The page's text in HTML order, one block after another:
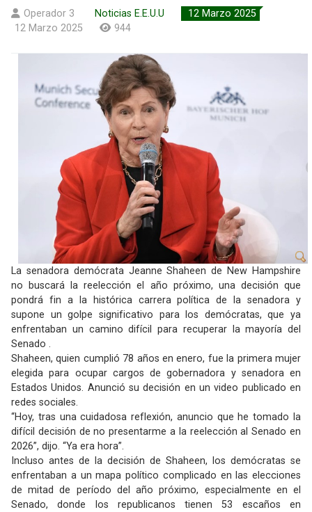
Operador 3 Noticias E.E.U.U
12 Marzo 2025
12 Marzo 2025
944
La senadora demócrata Jeanne Shaheen de New Hampshire
no buscará la reelección el año próximo, una decisión que
pondrá fin a la histórica carrera política de la senadora y
supone un golpe significativo para los demócratas, que ya
enfrentaban un camino difícil para recuperar la mayoría del
Senado .
Shaheen, quien cumplió 78 años en enero, fue la primera mujer
elegida para ocupar cargos de gobernadora y senadora en
Estados Unidos. Anunció su decisión en un video publicado en
redes sociales.
“Hoy, tras una cuidadosa reflexión, anuncio que he tomado la
difícil decisión de no presentarme a la reelección al Senado en
2026”, dijo. “Ya era hora”.
Incluso antes de la decisión de Shaheen, los demócratas se
enfrentaban a un mapa político complicado en las elecciones
de mitad de período del año próximo, especialmente en el
Senado, donde los republicanos tienen 53 escaños en